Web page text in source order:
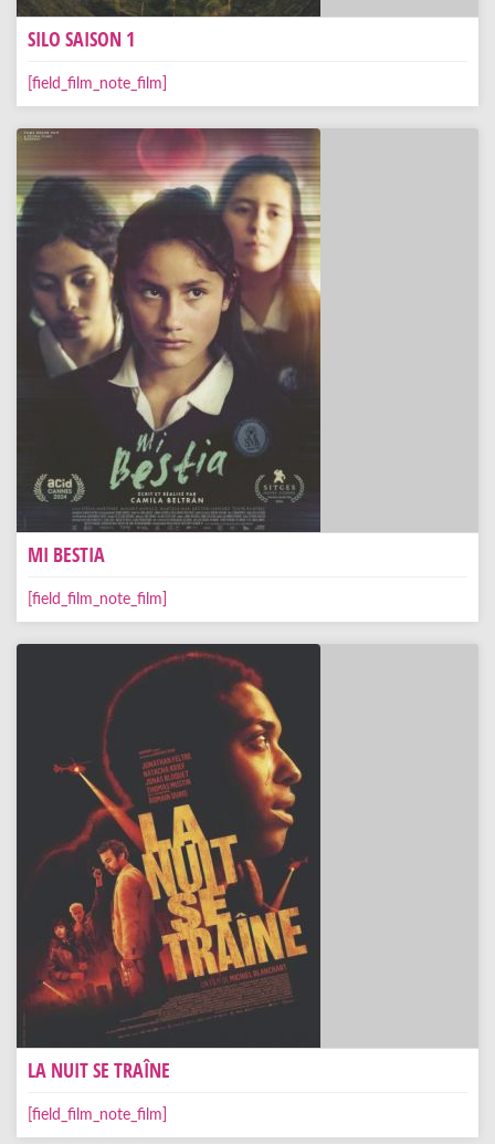
SILO SAISON 1
[field_film_note_film]
MI BESTIA
[field_film_note_film]
LA NUIT SE TRAÎNE
[field_film_note_film]